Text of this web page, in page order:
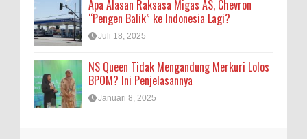
Apa Alasan Raksasa Migas AS, Chevron
“Pengen Balik” ke Indonesia Lagi?
Juli 18, 2025
NS Queen Tidak Mengandung Merkuri Lolos
BPOM? Ini Penjelasannya
Januari 8, 2025